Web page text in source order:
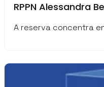
RPPN Alessandra
A reserva concentra